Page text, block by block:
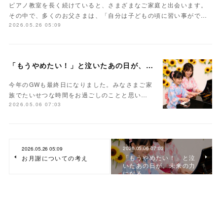
ピアノ教室を長く続けていると、さまざまなご家庭と出会います。
その中で、多くのお父さまは、「自分は子どもの頃に習い事がで…
2026.05.26 05:09
「もうやめたい！」と泣いたあの日が、未来の力になる
今年のGWも最終日になりました。みなさまご家
族でたいせつな時間をお過ごしのことと思い…
2026.05.06 07:03
2026.05.26 05:09
お月謝についての考え
2026.05.06 07:03
「もうやめたい！」と泣
いたあの日が、未来の力
になる